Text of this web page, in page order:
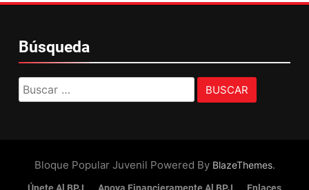
Búsqueda
Buscar:
Bloque Popular Juvenil Powered By BlazeThemes.